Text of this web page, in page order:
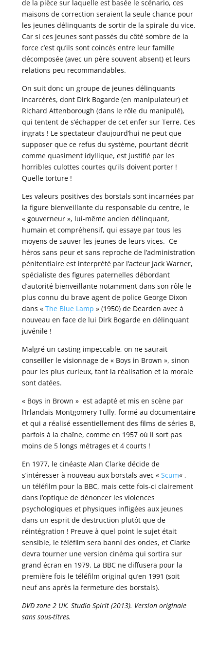
de la pièce sur laquelle est basée le scénario, ces
maisons de correction seraient la seule chance pour
les jeunes délinquants de sortir de la spirale du vice.
Car si ces jeunes sont passés du côté sombre de la
force c’est qu’ils sont coincés entre leur famille
décomposée (avec un père souvent absent) et leurs
relations peu recommandables.
On suit donc un groupe de jeunes délinquants
incarcérés, dont Dirk Bogarde (en manipulateur) et
Richard Attenborough (dans le rôle du manipulé),
qui tentent de s’échapper de cet enfer sur Terre. Ces
ingrats ! Le spectateur d’aujourd’hui ne peut que
supposer que ce refus du système, pourtant décrit
comme quasiment idyllique, est justifié par les
horribles culottes courtes qu’ils doivent porter !
Quelle torture !
Les valeurs positives des borstals sont incarnées par
la figure bienveillante du responsable du centre, le
« gouverneur », lui-même ancien délinquant,
humain et compréhensif, qui essaye par tous les
moyens de sauver les jeunes de leurs vices. Ce
héros sans peur et sans reproche de l’administration
pénitentiaire est interprété par l’acteur Jack Warner,
spécialiste des figures paternelles débordant
d’autorité bienveillante notamment dans son rôle le
plus connu du brave agent de police George Dixon
dans « The Blue Lamp » (1950) de Dearden avec à
nouveau en face de lui Dirk Bogarde en délinquant
juvénile !
Malgré un casting impeccable, on ne saurait
conseiller le visionnage de « Boys in Brown », sinon
pour les plus curieux, tant la réalisation et la morale
sont datées.
« Boys in Brown » est adapté et mis en scène par
l’Irlandais Montgomery Tully, formé au documentaire
et qui a réalisé essentiellement des films de séries B,
parfois à la chaîne, comme en 1957 où il sort pas
moins de 5 longs métrages et 4 courts !
En 1977, le cinéaste Alan Clarke décide de
s’intéresser à nouveau aux borstals avec « Scum« ,
un téléfilm pour la BBC, mais cette fois-ci clairement
dans l’optique de dénoncer les violences
psychologiques et physiques infligées aux jeunes
dans un esprit de destruction plutôt que de
réintégration ! Preuve à quel point le sujet était
sensible, le téléfilm sera banni des ondes, et Clarke
devra tourner une version cinéma qui sortira sur
grand écran en 1979. La BBC ne diffusera pour la
première fois le téléfilm original qu’en 1991 (soit
neuf ans après la fermeture des borstals).
DVD zone 2 UK. Studio Spirit (2013). Version originale
sans sous-titres.